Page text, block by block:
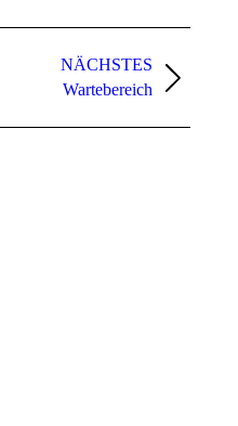
NÄCHSTES
NächstesWartebereich